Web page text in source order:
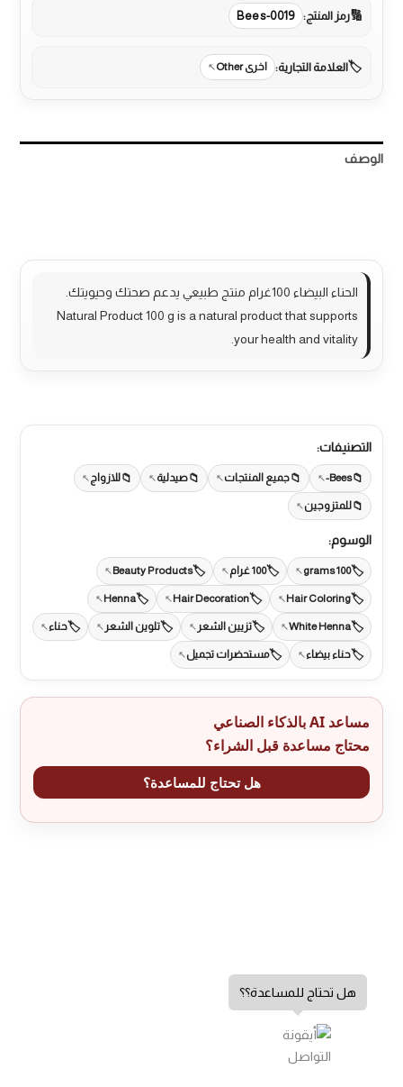
رمز المنتج: Bees-0019
العلامة التجارية: اخرى Other
الوصف
الحناء البيضاء 100غرام منتج طبيعي يدعم صحتك وحيويتك.
Natural Product 100 g is a natural product that supports
your health and vitality.
التصنيفات:
Bees- جميع المنتجات صيدلية للازواج
للمتزوجين
الوسوم:
100 grams 100 غرام Beauty Products
Hair Coloring
Hair Decoration
Henna
White Henna تزيين الشعر تلوين الشعر حناء
حناء بيضاء مستحضرات تجميل
مساعد AI بالذكاء الصناعي
محتاج مساعدة قبل الشراء؟
هل تحتاج للمساعدة؟
هل تحتاج للمساعدة؟؟